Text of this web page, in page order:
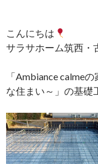
こんにちは
サラサホーム筑西・
「Ambiance calme
な住まい～」の基礎